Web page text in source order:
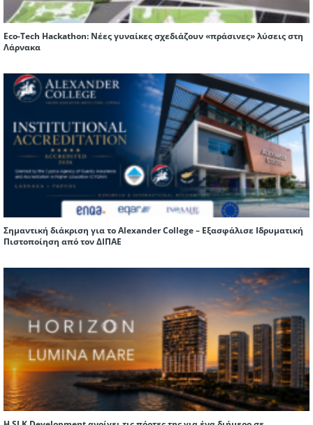
Eco-Tech Hackathon: Νέες γυναίκες σχεδιάζουν «πράσινες» λύσεις στη
Λάρνακα
Σημαντική διάκριση για το Alexander College – Εξασφάλισε Ιδρυματική
Πιστοποίηση από τον ΔΙΠΑΕ